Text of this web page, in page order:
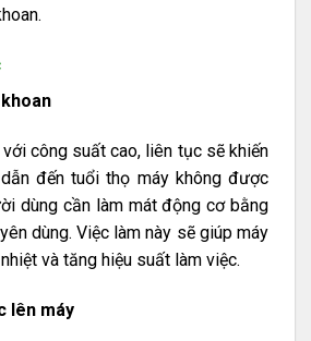
công suất cao, liên tục sẽ khiến
đến tuổi thọ máy không được
dùng cần làm mát động cơ bằng
dùng. Việc làm này sẽ giúp máy
và tăng hiệu suất làm việc.
lên máy